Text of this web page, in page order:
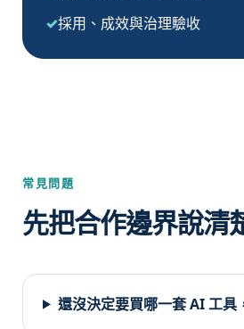
採用、成效與治理驗收
常見問題
先把合作邊界說清
還沒決定要買哪一套 AI 工具